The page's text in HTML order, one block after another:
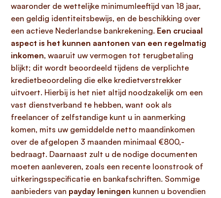
waaronder de wettelijke minimumleeftijd van 18 jaar,
een geldig identiteitsbewijs, en de beschikking over
een actieve Nederlandse bankrekening. Een cruciaal
aspect is het kunnen aantonen van een regelmatig
inkomen, waaruit uw vermogen tot terugbetaling
blijkt; dit wordt beoordeeld tijdens de verplichte
kredietbeoordeling die elke kredietverstrekker
uitvoert. Hierbij is het niet altijd noodzakelijk om een
vast dienstverband te hebben, want ook als
freelancer of zelfstandige kunt u in aanmerking
komen, mits uw gemiddelde netto maandinkomen
over de afgelopen 3 maanden minimaal €800,-
bedraagt. Daarnaast zult u de nodige documenten
moeten aanleveren, zoals een recente loonstrook of
uitkeringsspecificatie en bankafschriften. Sommige
aanbieders van payday leningen kunnen u bovendien